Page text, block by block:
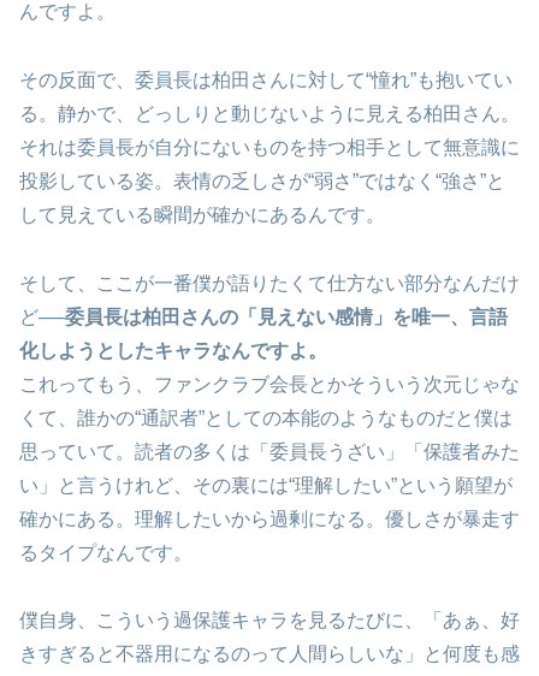
んですよ。
その反面で、委員長は柏田さんに対して“憧れ”も抱いてい
る。静かで、どっしりと動じないように見える柏田さん。
それは委員長が自分にないものを持つ相手として無意識に
投影している姿。表情の乏しさが“弱さ”ではなく“強さ”と
して見えている瞬間が確かにあるんです。
そして、ここが一番僕が語りたくて仕方ない部分なんだけ
ど──委員長は柏田さんの「見えない感情」を唯一、言語
化しようとしたキャラなんですよ。
これってもう、ファンクラブ会長とかそういう次元じゃな
くて、誰かの“通訳者”としての本能のようなものだと僕は
思っていて。読者の多くは「委員長うざい」「保護者みた
い」と言うけれど、その裏には“理解したい”という願望が
確かにある。理解したいから過剰になる。優しさが暴走す
るタイプなんです。
僕自身、こういう過保護キャラを見るたびに、「あぁ、好
きすぎると不器用になるのって人間らしいな」と何度も感